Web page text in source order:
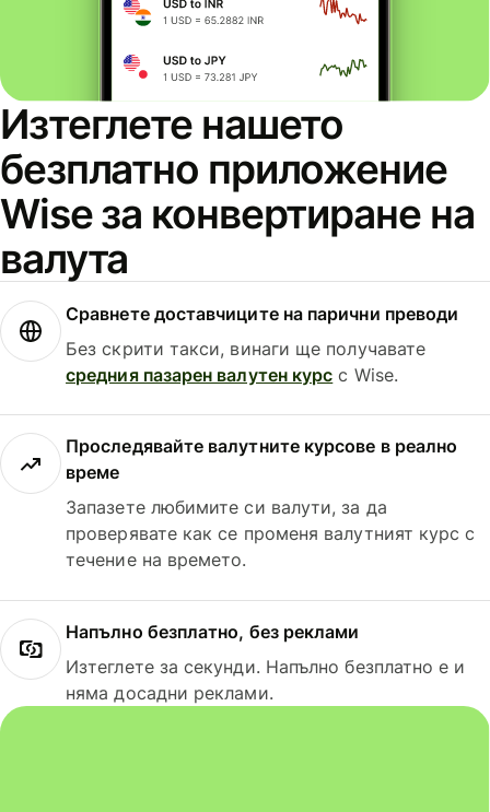
Изтеглете нашето
безплатно приложение
Wise за конвертиране на
валута
Сравнете доставчиците на парични преводи
Без скрити такси, винаги ще получавате
средния пазарен валутен курс с Wise.
Проследявайте валутните курсове в реално
време
Запазете любимите си валути, за да
проверявате как се променя валутният курс с
течение на времето.
Напълно безплатно, без реклами
Изтеглете за секунди. Напълно безплатно е и
няма досадни реклами.